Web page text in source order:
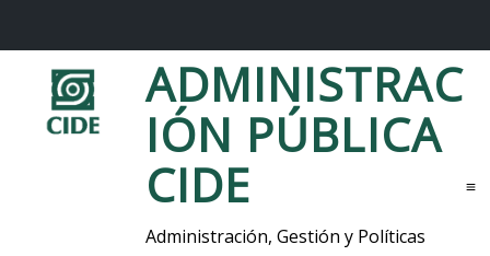
ADMINISTRAC
IÓN PÚBLICA
CIDE
Administración, Gestión y Políticas
M